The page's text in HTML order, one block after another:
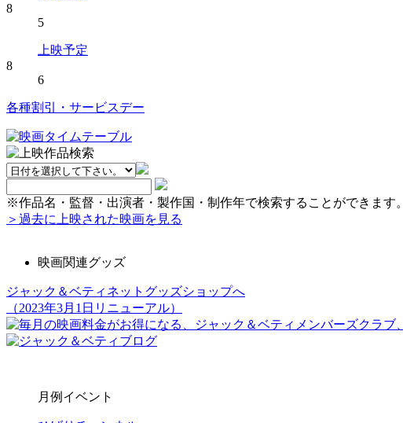
8
5
上映予定
8
6
各種割引・サービスデー
※作品名・監督・出演者・製作国・制作年で検索することができます。
＞過去に上映された映画を見る
映画関連グッズ
ジャック＆ベティネットグッズショップへ
（2023年3月1日リニューアル）
月例イベント